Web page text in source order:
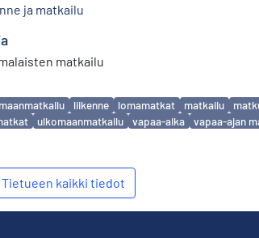
ja matkailu
matkailu
liikenne lomamatkat matkailu
ulkomaanmatkailu vapaa-aika vapaa-ajan
Tietueen kaikki tiedot